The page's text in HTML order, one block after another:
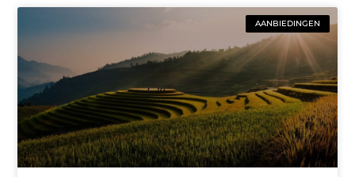
AANBIEDINGEN